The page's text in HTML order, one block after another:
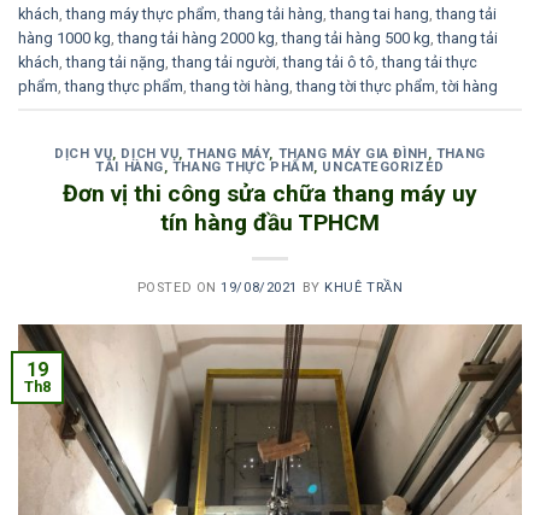
khách ,thang máy thực phẩm ,thang tải hàng ,thang tai hang ,thang tải
hàng 1000 kg ,thang tải hàng 2000 kg ,thang tải hàng 500 kg ,thang tải
khách ,thang tải nặng ,thang tải người ,thang tải ô tô ,thang tải thực
phẩm ,thang thực phẩm ,thang tời hàng ,thang tời thực phẩm ,tời hàng
DỊCH VỤ, DỊCH VỤ,THANG MÁY, THANG MÁY GIA ĐÌNH, THANG
TẢI HÀNG, THANG THỰC PHẨM, UNCATEGORIZED
Đơn vị thi công sửa chữa thang máy uy
tín hàng đầu TPHCM
POSTED ON19/08/2021 BY KHUÊ TRẦN
19
Th8